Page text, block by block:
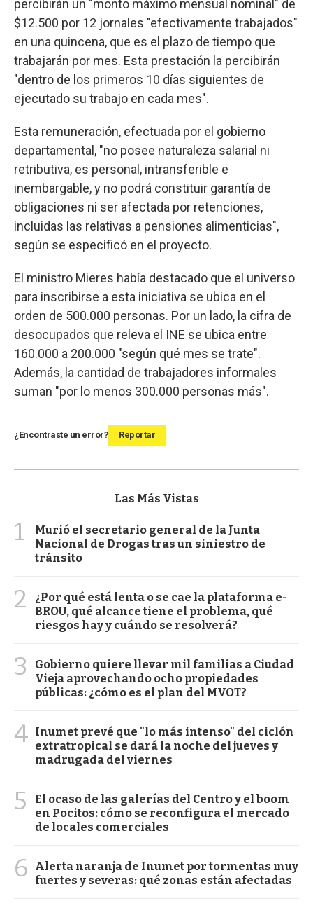
percibirán un "monto máximo mensual nominal" de
$12.500 por 12 jornales "efectivamente trabajados"
en una quincena, que es el plazo de tiempo que
trabajarán por mes. Esta prestación la percibirán
"dentro de los primeros 10 días siguientes de
ejecutado su trabajo en cada mes".
Esta remuneración, efectuada por el gobierno
departamental, "no posee naturaleza salarial ni
retributiva, es personal, intransferible e
inembargable, y no podrá constituir garantía de
obligaciones ni ser afectada por retenciones,
incluidas las relativas a pensiones alimenticias",
según se especificó en el proyecto.
El ministro Mieres había destacado que el universo
para inscribirse a esta iniciativa se ubica en el
orden de 500.000 personas. Por un lado, la cifra de
desocupados que releva el INE se ubica entre
160.000 a 200.000 "según qué mes se trate".
Además, la cantidad de trabajadores informales
suman "por lo menos 300.000 personas más".
¿Encontraste un error? Reportar
Las Más Vistas
1
Murió el secretario general de la Junta
Nacional de Drogas tras un siniestro de
tránsito
2
¿Por qué está lenta o se cae la plataforma e-
BROU, qué alcance tiene el problema, qué
riesgos hay y cuándo se resolverá?
3
Gobierno quiere llevar mil familias a Ciudad
Vieja aprovechando ocho propiedades
públicas: ¿cómo es el plan del MVOT?
4 Inumet prevé que "lo más intenso" del ciclón
extratropical se dará la noche del jueves y
madrugada del viernes
5
El ocaso de las galerías del Centro y el boom
en Pocitos: cómo se reconfigura el mercado
de locales comerciales
6
Alerta naranja de Inumet por tormentas muy
fuertes y severas: qué zonas están afectadas